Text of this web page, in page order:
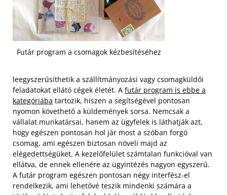
Futár program a csomagok kézbesítéséhez
leegyszerűsíthetik a szállítmányozási vagy csomagküldői
feladatokat ellátó cégek életét. A futár program is ebbe a
kategóriába tartozik, hiszen a segítségével pontosan
nyomon követhető a küldemények sorsa. Nemcsak a
vállalat munkatársai, hanem az ügyfelek is láthatják azt,
hogy egészen pontosan hol jár most a szóban forgó
csomag, ami egészen biztosan növeli majd az
elégedettségüket. A kezelőfelület számtalan funkcióval van
ellátva, de ennek ellenére az ügyintézés nagyon egyszerű.
A futár program egészen pontosan négy interfész-el
rendelkezik, ami lehetővé teszik mindenki számára a